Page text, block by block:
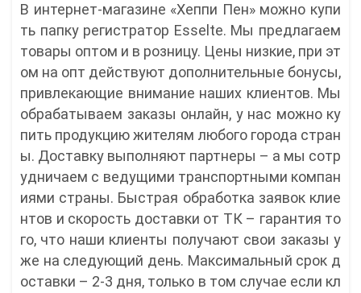
В интернет-магазине «Хеппи Пен» можно купи
ть папку регистратор Esselte. Мы предлагаем
товары оптом и в розницу. Цены низкие, при эт
ом на опт действуют дополнительные бонусы,
привлекающие внимание наших клиентов. Мы
обрабатываем заказы онлайн, у нас можно ку
пить продукцию жителям любого города стран
ы. Доставку выполняют партнеры – а мы сотр
удничаем с ведущими транспортными компан
иями страны. Быстрая обработка заявок клие
нтов и скорость доставки от ТК – гарантия то
го, что наши клиенты получают свои заказы у
же на следующий день. Максимальный срок д
оставки – 2-3 дня, только в том случае если кл